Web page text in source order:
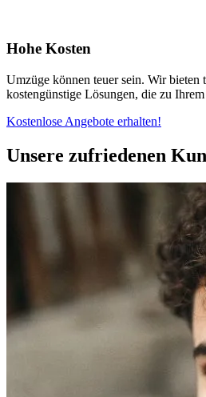
Hohe Kosten
Umzüge können teuer sein. Wir bieten
kostengünstige Lösungen, die zu
Kostenlose Angebote erhalten!
Unsere zufriedenen